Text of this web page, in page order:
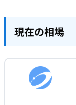
現在の相場